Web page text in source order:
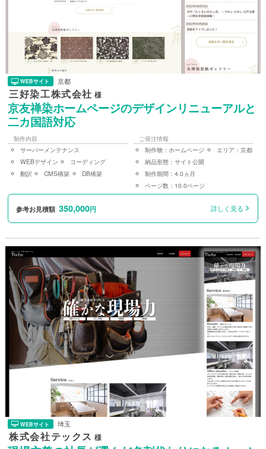
WEBサイト 京都
三好染工株式会社 様
京友禅染ホームページのデザインリニューアルと
二カ国語対応
制作内容
サーバーメンテナンス
WEBデザイン
コーディング
翻訳
CMS構築 DB構築
ご発注情報
制作物：ホームページ エリア： 京都
納品形態：サイト公開
制作期間：4.0ヵ月
ページ数： 10.0ページ
参考お見積額 350,000円 詳しく見る
WEBサイト 埼玉
株式会社テックス 様